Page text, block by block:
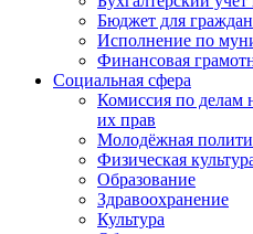
Бюджет для граждан
Исполнение по
Финансовая
Социальная сфера
Комиссия по делам
их прав
Молодёжная
Физическая
Образование
Здравоохранение
Культура